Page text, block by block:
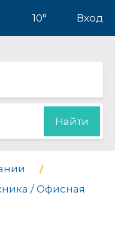
10° Вход
Найти
/ Офисная